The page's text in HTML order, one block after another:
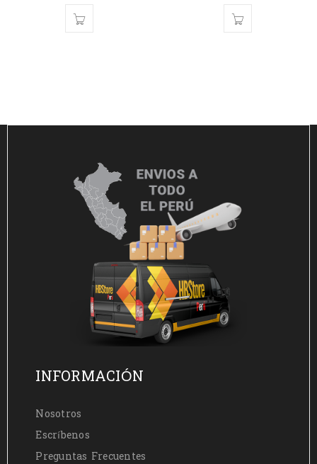
INFORMACIÓN
Nosotros
Escríbenos
Preguntas Frecuentes